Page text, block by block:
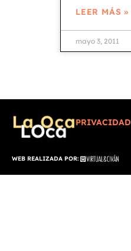
LEER MÁS »
mayo 3, 2011
PRIVACIDAD
WEB REALIZADA POR: